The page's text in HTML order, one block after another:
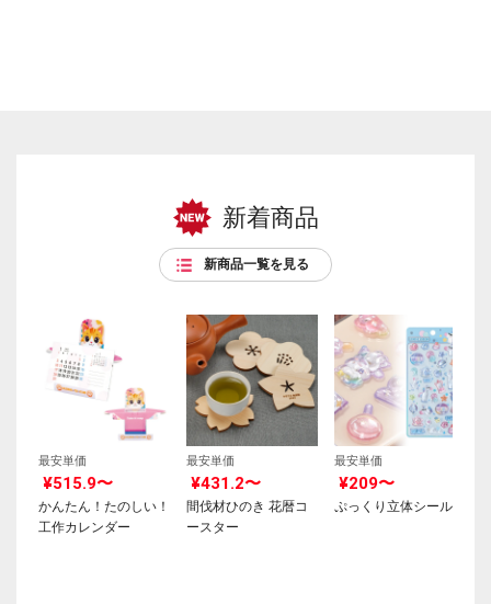
新着商品
新商品一覧を見る
最安単価
¥515.9〜
かんたん！たのしい！
工作カレンダー
最安単価
¥431.2〜
間伐材ひのき 花暦コ
ースター
最安単価
¥209〜
ぷっくり立体シール